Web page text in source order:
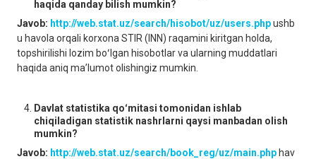
haqida qanday bilish mumkin?
Javob: http://web.stat.uz/search/hisobot/uz/users.phpushb
u havola orqali korxona STIR (INN) raqamini kiritgan holda,
topshirilishi lozim boʻlgan hisobotlar va ularning muddatlari
haqida aniq maʼlumot olishingiz mumkin.
Davlat statistika qoʻmitasi tomonidan ishlab
chiqiladigan statistik nashrlarni qaysi manbadan olish
mumkin?
Javob: http://web.stat.uz/search/book_reg/uz/main.php hav